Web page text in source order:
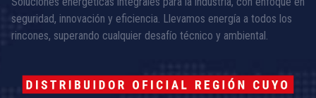
seguridad, innovación y eficiencia. Llevamos energía a todos los
rincones, superando cualquier desafío técnico y ambiental.